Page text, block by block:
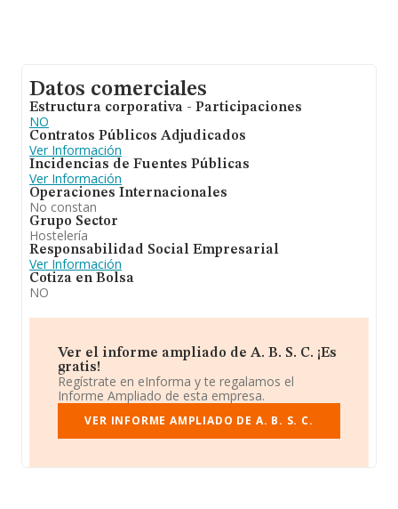
Datos comerciales
Estructura corporativa - Participaciones
NO
Contratos Públicos Adjudicados
Ver Información
Incidencias de Fuentes Públicas
Ver Información
Operaciones Internacionales
No constan
Grupo Sector
Hostelería
Responsabilidad Social Empresarial
Ver Información
Cotiza en Bolsa
NO
Ver el informe ampliado de A. B. S. C. ¡Es
gratis!
Regístrate en eInforma y te regalamos el
Informe Ampliado de esta empresa.
VER INFORME AMPLIADO DE A. B. S. C.